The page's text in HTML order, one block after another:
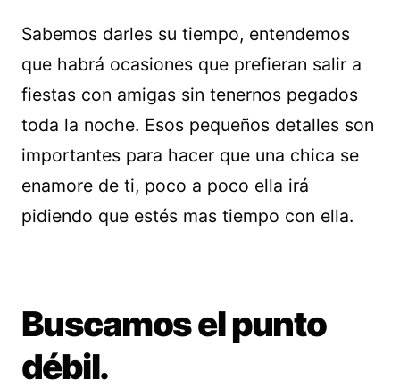
Sabemos darles su tiempo, entendemos
que habrá ocasiones que prefieran salir a
fiestas con amigas sin tenernos pegados
toda la noche. Esos pequeños detalles son
importantes para hacer que una chica se
enamore de ti, poco a poco ella irá
pidiendo que estés mas tiempo con ella.
Buscamos el punto
débil.